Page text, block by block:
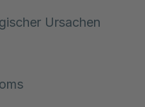
Ursachen